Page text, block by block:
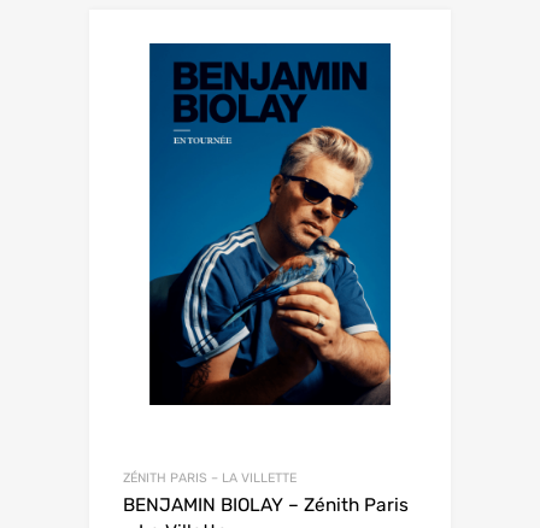
ZÉNITH PARIS – LA VILLETTE
BENJAMIN BIOLAY – Zénith Paris